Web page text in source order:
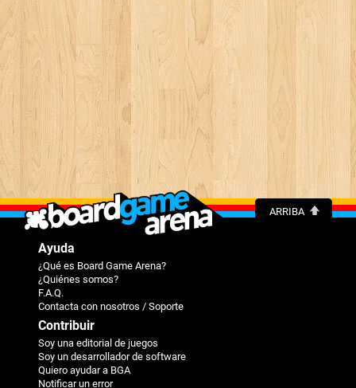
ARRIBA
Ayuda
¿Qué es Board Game Arena?
¿Quiénes somos?
F.A.Q.
Contacta con nosotros / Soporte
Contribuir
Soy una editorial de juegos
Soy un desarrollador de software
Quiero ayudar a BGA
Notificar un error